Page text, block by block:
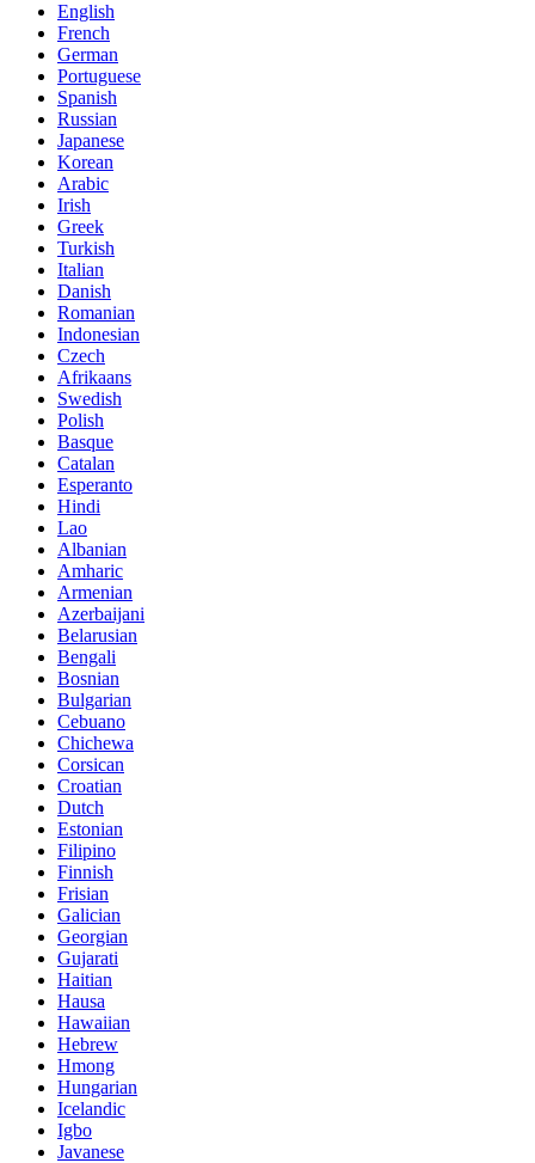
English
French
German
Portuguese
Spanish
Russian
Japanese
Korean
Arabic
Irish
Greek
Turkish
Italian
Danish
Romanian
Indonesian
Czech
Afrikaans
Swedish
Polish
Basque
Catalan
Esperanto
Hindi
Lao
Albanian
Amharic
Armenian
Azerbaijani
Belarusian
Bengali
Bosnian
Bulgarian
Cebuano
Chichewa
Corsican
Croatian
Dutch
Estonian
Filipino
Finnish
Frisian
Galician
Georgian
Gujarati
Haitian
Hausa
Hawaiian
Hebrew
Hmong
Hungarian
Icelandic
Igbo
Javanese